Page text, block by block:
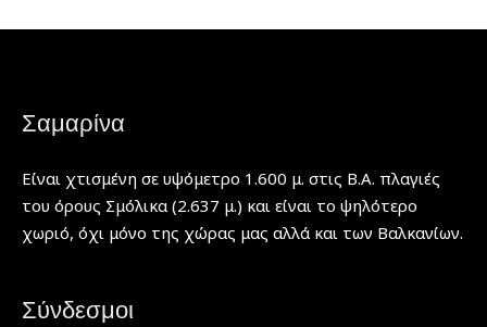
Σαμαρίνα
Είναι χτισμένη σε υψόμετρο 1.600 μ. στις Β.Α. πλαγιές
του όρους Σμόλικα (2.637 μ.) και είναι το ψηλότερο
χωριό, όχι μόνο της χώρας μας αλλά και των Βαλκανίων.
Σύνδεσμοι